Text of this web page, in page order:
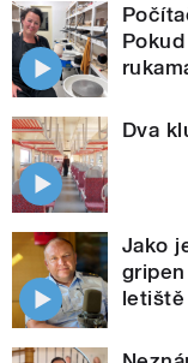
Dva
Jako
letiště